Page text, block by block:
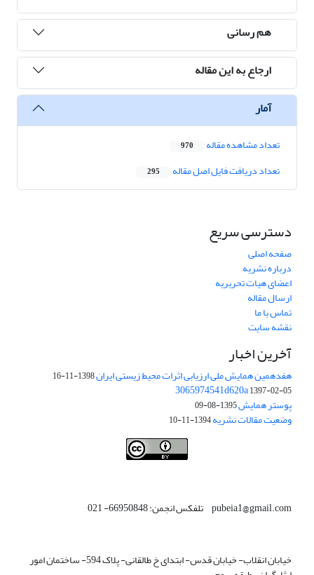
هم رسانی
ارجاع به این مقاله
آمار
تعداد مشاهده مقاله 970
تعداد دریافت فایل اصل مقاله 295
دسترسی سریع
صفحه اصلی
درباره نشریه
اعضای هیات تحریریه
ارسال مقاله
تماس با ما
نقشه سایت
آخرین اخبار
هفدهمین همایش ملی ارزیابی اثرات محیط زیستی ایران1398-11-16
3065974541d620a1397-02-05
پوستر همایش1395-08-09
وضعیت مقالات نشریه1394-11-10
pubeia1@gmail.com تلفکس انجمن: 66950848- 021
خیابان انقلاب- خیابان قدس- ابتدای خ طالقانی- پلاک 594- ساختمان امور